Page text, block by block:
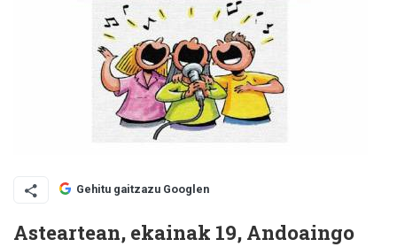
Gehitu gaitzazu Googlen
Asteartean, ekainak 19, Andoaingo